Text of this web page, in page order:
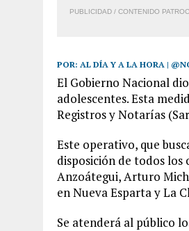
7 AGOSTO, 2026 | LOCALIZARON
PUBLICIDAD / CONTENIDO
POR: AL DÍA Y A LA HORA |
El Gobierno Nacional
adolescentes. Esta
Registros y Notarías
Este operativo, que
disposición de todos los
Anzoátegui, Arturo
en Nueva Esparta y La
Se atenderá al público